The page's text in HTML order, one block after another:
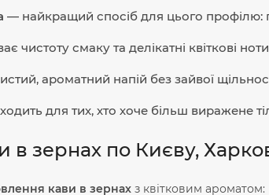
— найкращий спосіб для цього профілю:
чистоту смаку та делікатні квіткові
ароматний напій без зайвої
для тих, хто хоче більш виражене
в зернах по Києву,
кави в зернах з квітковим ароматом: